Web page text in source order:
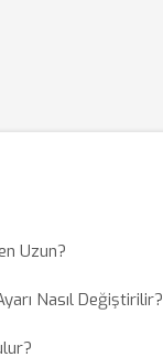
Uzun?
Nasıl Değiştirilir?